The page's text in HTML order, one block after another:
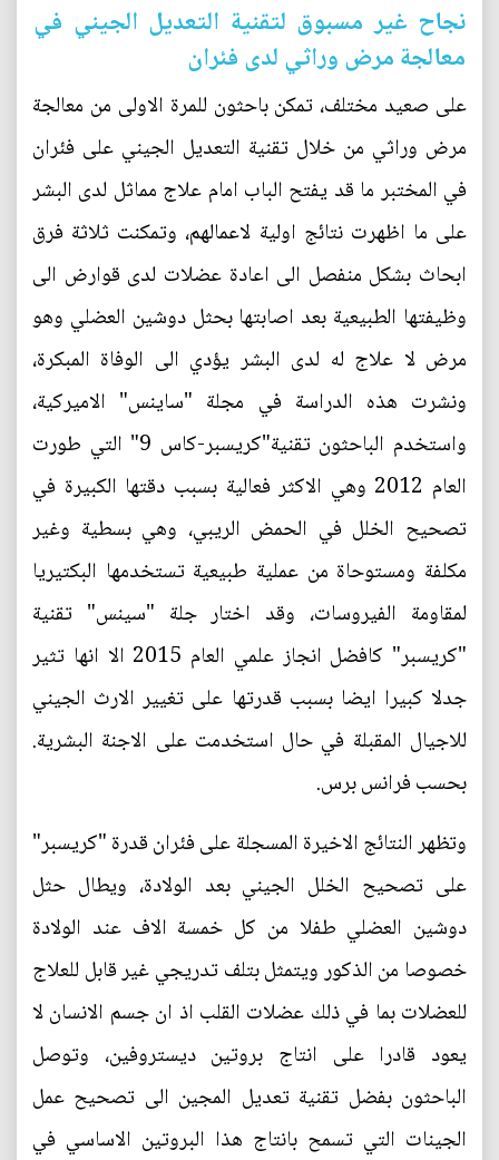
نجاح غير مسبوق لتقنية التعديل الجيني في
معالجة مرض وراثي لدى فئران
على صعيد مختلف، تمكن باحثون للمرة الاولى من معالجة
مرض وراثي من خلال تقنية التعديل الجيني على فئران
في المختبر ما قد يفتح الباب امام علاج مماثل لدى البشر
على ما اظهرت نتائج اولية لاعمالهم، وتمكنت ثلاثة فرق
ابحاث بشكل منفصل الى اعادة عضلات لدى قوارض الى
وظيفتها الطبيعية بعد اصابتها بحثل دوشين العضلي وهو
مرض لا علاج له لدى البشر يؤدي الى الوفاة المبكرة،
ونشرت هذه الدراسة في مجلة "ساينس" الاميركية،
واستخدم الباحثون تقنية"كريسبر-كاس 9" التي طورت
العام 2012 وهي الاكثر فعالية بسبب دقتها الكبيرة في
تصحيح الخلل في الحمض الريبي، وهي بسطية وغير
مكلفة ومستوحاة من عملية طبيعية تستخدمها البكتيريا
لمقاومة الفيروسات، وقد اختار جلة "سينس" تقنية
"كريسبر" كافضل انجاز علمي العام 2015 الا انها تثير
جدلا كبيرا ايضا بسبب قدرتها على تغيير الارث الجيني
للاجيال المقبلة في حال استخدمت على الاجنة البشرية.
بحسب فرانس برس.
وتظهر النتائج الاخيرة المسجلة على فئران قدرة "كريسبر"
على تصحيح الخلل الجيني بعد الولادة، ويطال حثل
دوشين العضلي طفلا من كل خمسة الاف عند الولادة
خصوصا من الذكور ويتمثل بتلف تدريجي غير قابل للعلاج
للعضلات بما في ذلك عضلات القلب اذ ان جسم الانسان لا
يعود قادرا على انتاج بروتين ديستروفين، وتوصل
الباحثون بفضل تقنية تعديل المجين الى تصحيح عمل
الجينات التي تسمح بانتاج هذا البروتين الاساسي في